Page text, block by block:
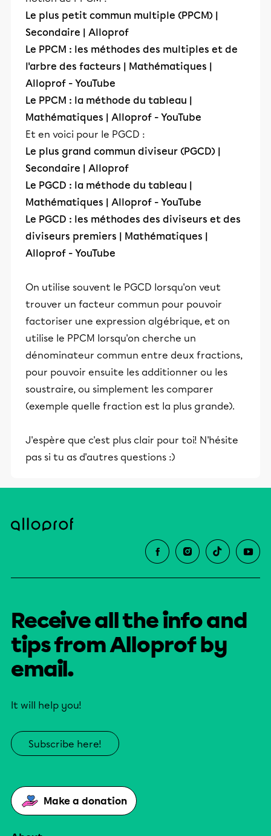
Le plus petit commun multiple (PPCM) |
Secondaire | Alloprof
Le PPCM : les méthodes des multiples et de
l'arbre des facteurs | Mathématiques |
Alloprof - YouTube
Le PPCM : la méthode du tableau |
Mathématiques | Alloprof - YouTube
Et en voici pour le PGCD :
Le plus grand commun diviseur (PGCD) |
Secondaire | Alloprof
Le PGCD : la méthode du tableau |
Mathématiques | Alloprof - YouTube
Le PGCD : les méthodes des diviseurs et des
diviseurs premiers | Mathématiques |
Alloprof - YouTube
On utilise souvent le PGCD lorsqu'on veut
trouver un facteur commun pour pouvoir
factoriser une expression algébrique, et on
utilise le PPCM lorsqu'on cherche un
dénominateur commun entre deux fractions,
pour pouvoir ensuite les additionner ou les
soustraire, ou simplement les comparer
(exemple quelle fraction est la plus grande).
J'espère que c'est plus clair pour toi! N'hésite
pas si tu as d'autres questions :)
Receive all the info and
tips from Alloprof by
email.
It will help you!
Subscribe here!
Make a donation